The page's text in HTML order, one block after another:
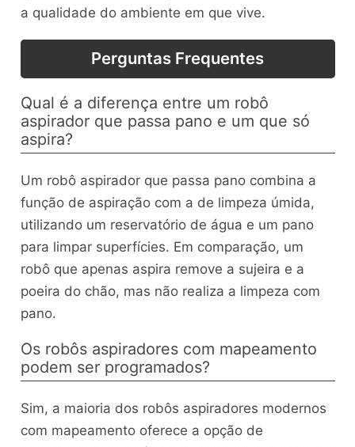
a qualidade do ambiente em que vive.
Perguntas Frequentes
Qual é a diferença entre um robô
aspirador que passa pano e um que só
aspira?
Um robô aspirador que passa pano combina a
função de aspiração com a de limpeza úmida,
utilizando um reservatório de água e um pano
para limpar superfícies. Em comparação, um
robô que apenas aspira remove a sujeira e a
poeira do chão, mas não realiza a limpeza com
pano.
Os robôs aspiradores com mapeamento
podem ser programados?
Sim, a maioria dos robôs aspiradores modernos
com mapeamento oferece a opção de